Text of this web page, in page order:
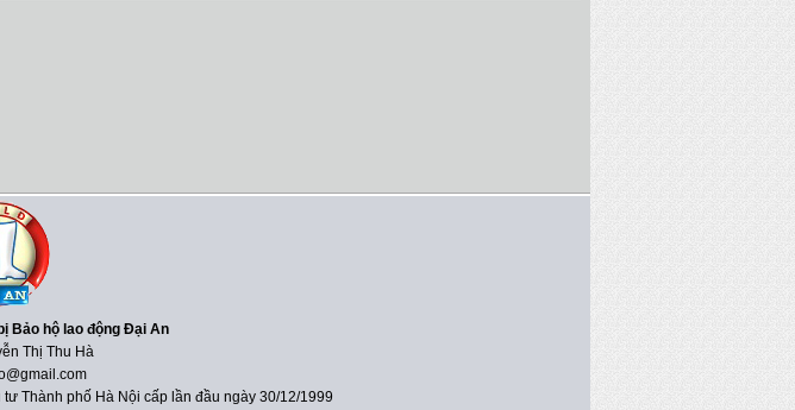
Bảo hộ lao động Đại An
Thị Thu Hà
Thành phố Hà Nội cấp lần đầu ngày 30/12/1999